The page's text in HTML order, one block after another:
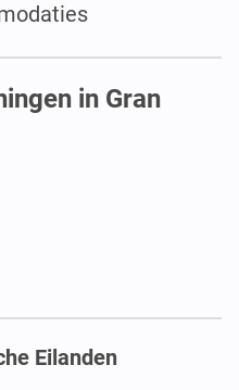
in Gran
Eilanden